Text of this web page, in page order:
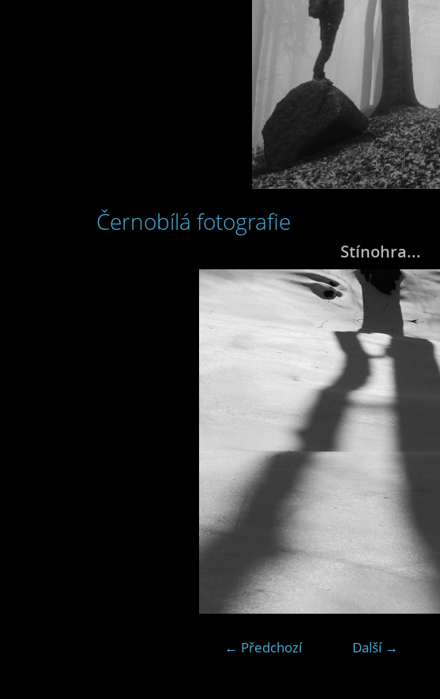
Černobílá fotografie
Stínohra...
← Předchozí Další →